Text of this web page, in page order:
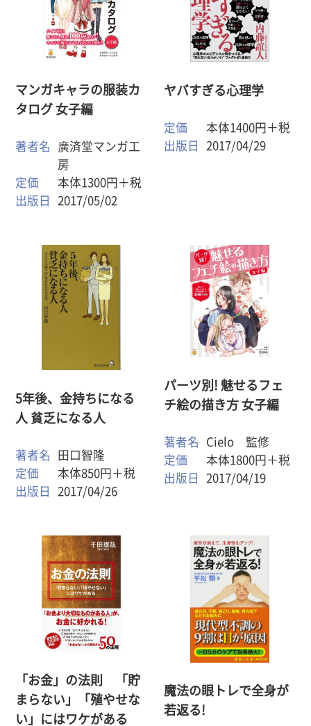
マンガキャラの服装カ
タログ 女子編
著者名
廣済堂マンガ工
房
定価
本体1300円＋税
出版日
2017/05/02
ヤバすぎる心理学
定価
本体1400円＋税
出版日
2017/04/29
5年後、金持ちになる
人 貧乏になる人
著者名
田口智隆
定価
本体850円＋税
出版日
2017/04/26
パーツ別! 魅せるフェ
チ絵の描き方 女子編
著者名
Cielo 監修
定価
本体1800円＋税
出版日
2017/04/19
「お金」の法則 「貯
まらない」「殖やせな
い」にはワケがある
魔法の眼トレで全身が
若返る!